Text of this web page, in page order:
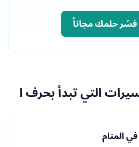
حلمك مجاناً
التي تبدأ بحرف ا
في المنام